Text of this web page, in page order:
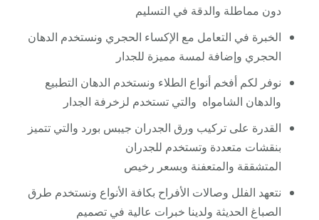
دون مماطلة والدقة في التسليم
الخبرة في التعامل مع الإكساء الحجري ونستخدم الدهان
الحجري وإضافة لمسة مميزة للجدار
نوفر لكم أفخم أنواع الطلاء ونستخدم الدهان التطبيع
والدهان الشامواه والتي تستخدم لزخرفة الجدار
القدرة على تركيب ورق الجدران جيبس بورد والتي تتميز
بنقشات متعددة وتستخدم للجدران
المتشققة والمتعفنة وبسعر رخيص
نتعهد الفلل وصالات الأفراح بكافة الأنواع ونستخدم طرق
الصباغ الحديثة ولدينا خبرات عالية في تصميم